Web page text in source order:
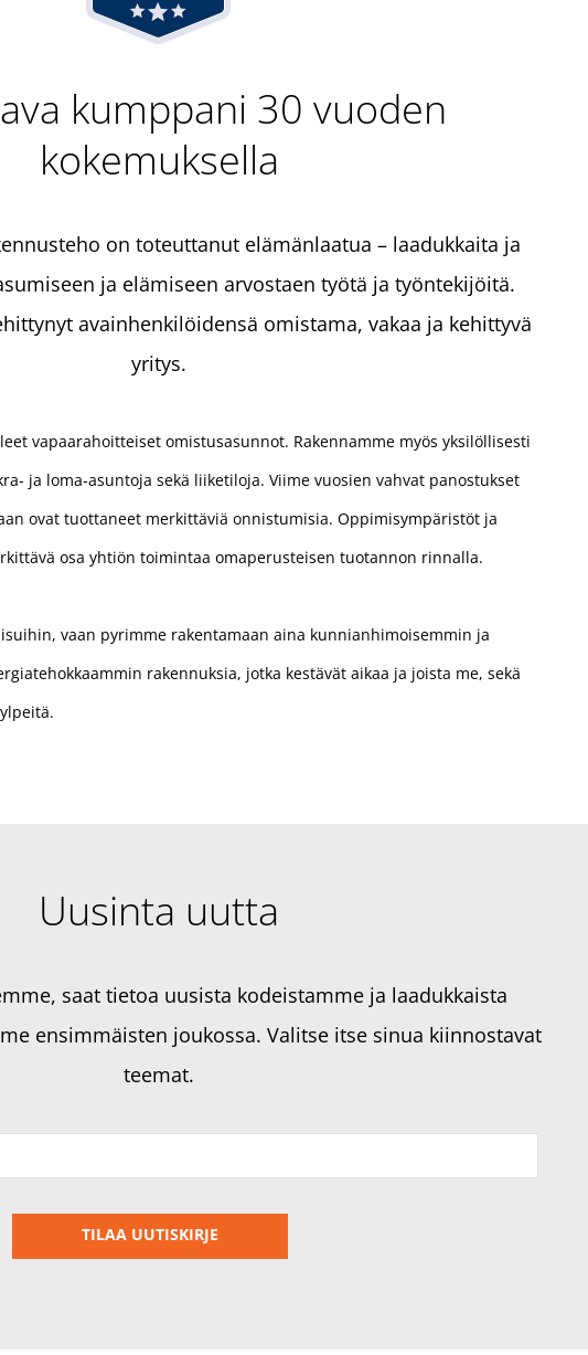
kumppani 30 vuoden
kokemuksella
on toteuttanut elämänlaatua – laadukkaita ja
ja elämiseen arvostaen työtä ja työntekijöitä.
avainhenkilöidensä omistama, vakaa ja kehittyvä
yritys.
vapaarahoitteiset omistusasunnot. Rakennamme myös yksilöllisesti
ja loma-asuntoja sekä liiketiloja. Viime vuosien vahvat panostukset
ovat tuottaneet merkittäviä onnistumisia. Oppimisympäristöt ja
osa yhtiön toimintaa omaperusteisen tuotannon rinnalla.
vaan pyrimme rakentamaan aina kunnianhimoisemmin ja
rakennuksia, jotka kestävät aikaa ja joista me, sekä
Uusinta uutta
saat tietoa uusista kodeistamme ja laadukkaista
ensimmäisten joukossa. Valitse itse sinua kiinnostavat
teemat.